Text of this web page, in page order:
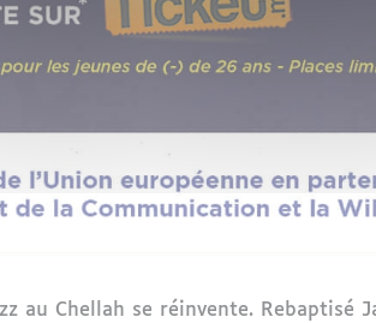
au Chellah se réinvente.